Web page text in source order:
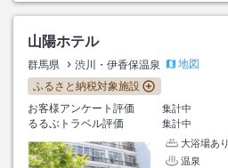
山陽ホテル
群馬県 渋川・伊香保温泉
地図
ふるさと納税対象施設
お客様アンケート評価
集計中
るるぶトラベル評価
集計中
大浴場あり
温泉